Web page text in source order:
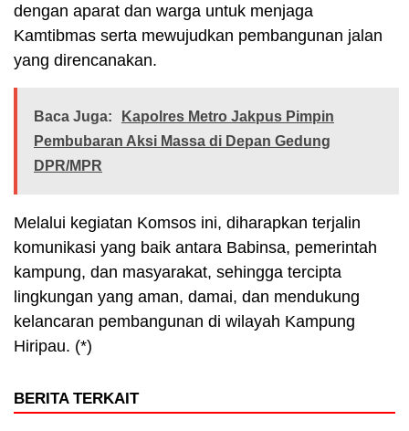
dengan aparat dan warga untuk menjaga
Kamtibmas serta mewujudkan pembangunan jalan
yang direncanakan.
Baca Juga:
Kapolres Metro Jakpus Pimpin
Pembubaran Aksi Massa di Depan Gedung
DPR/MPR
Melalui kegiatan Komsos ini, diharapkan terjalin
komunikasi yang baik antara Babinsa, pemerintah
kampung, dan masyarakat, sehingga tercipta
lingkungan yang aman, damai, dan mendukung
kelancaran pembangunan di wilayah Kampung
Hiripau. (*)
BERITA TERKAIT